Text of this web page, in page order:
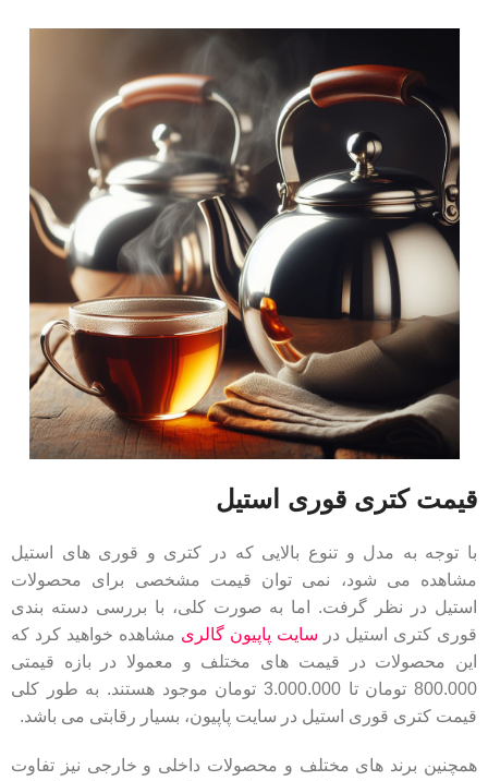
قیمت کتری قوری استیل
با توجه به مدل و تنوع بالایی که در کتری و قوری های استیل
مشاهده می شود، نمی توان قیمت مشخصی برای محصولات
استیل در نظر گرفت. اما به صورت کلی، با بررسی دسته بندی
قوری کتری استیل در سایت پاپیون گالری مشاهده خواهید کرد که
این محصولات در قیمت های مختلف و معمولا در بازه قیمتی
800.000 تومان تا 3.000.000 تومان موجود هستند. به طور کلی
قیمت کتری قوری استیل در سایت پاپیون، بسیار رقابتی می باشد.
همچنین برند های مختلف و محصولات داخلی و خارجی نیز تفاوت